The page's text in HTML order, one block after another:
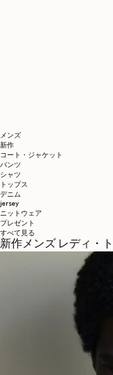
メンズ
新作
コート・ジャケット
パンツ
シャツ
トップス
デニム
jersey
ニットウェア
プレゼント
すべて見る
新作メンズ レディ・